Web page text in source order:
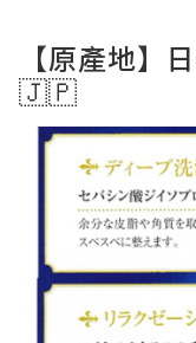
【原產地
🇯🇵